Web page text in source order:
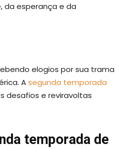
da esperança e da
elogios por sua trama
Asegunda temporada
desafios e reviravoltas
temporada de